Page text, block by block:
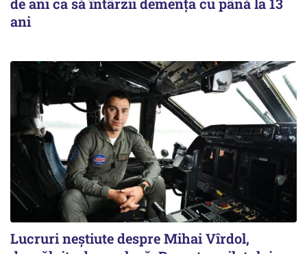
ani
Lucruri neștiute despre Mihai Vîrdol,